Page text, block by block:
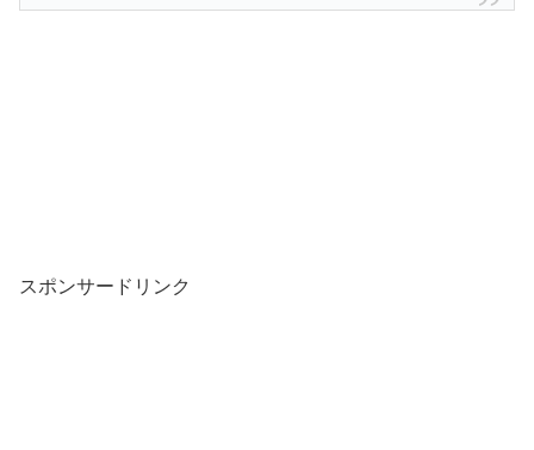
スポンサードリンク